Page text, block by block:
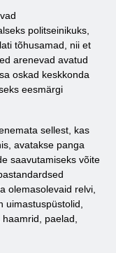
politseinikuks,
tõhusamad, nii et
arenevad avatud
oskad keskkonda
eesmärgi
sellest, kas
avatakse panga
saavutamiseks võite
olemasolevaid relvi,
uimastuspüstolid,
paelad,